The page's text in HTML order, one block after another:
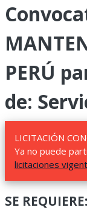
PERÚ
de:
LICITACIÓN
Ya no puede
licitaciones
SE REQUIERE: